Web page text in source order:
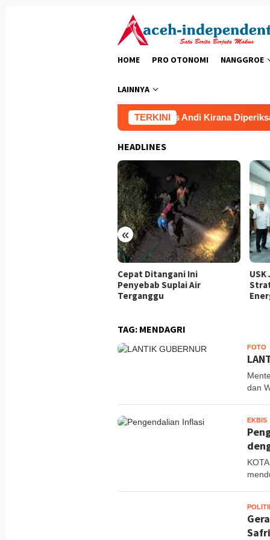
HOME PRO OTONOMI NANGGROE
LAINNYA
TERKINI
Kombes Andi Kirana Diperiksa
HEADLINES
«
Cepat Ditangani Ini
Penyebab Suplai Air
Terganggu
USK
TAG: MENDAGRI
FOTO
S
dan
EKBIS